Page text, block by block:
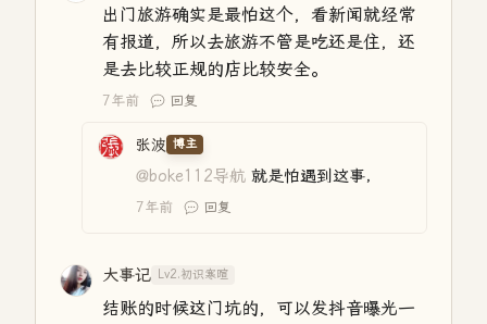
出门旅游确实是最怕这个，看新闻就经常
有报道，所以去旅游不管是吃还是住，还
是去比较正规的店比较安全。
7年前 回复
张波 博主
@boke112导航 就是怕遇到这事，
7年前 回复
大事记 Lv2.初识寒暄
结账的时候这门坑的，可以发抖音曝光一